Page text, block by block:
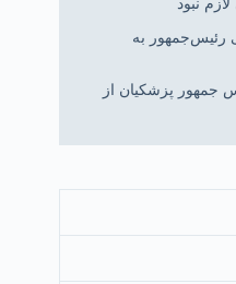
رئیس‌جمهور به
پزشکیان از